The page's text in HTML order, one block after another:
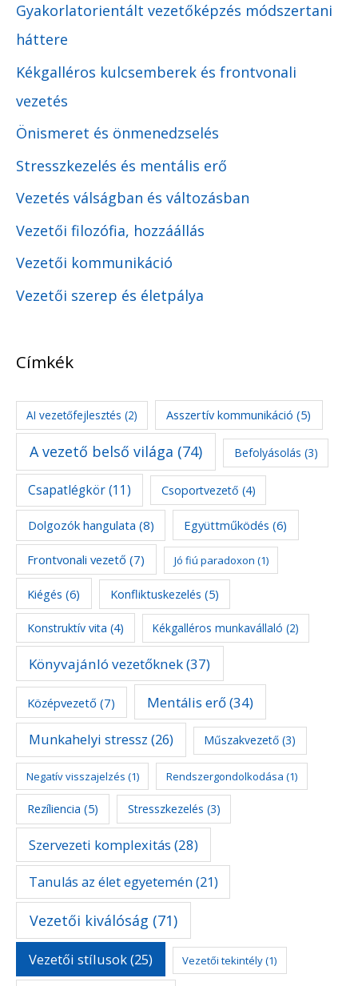
Gyakorlatorientált vezetőképzés módszertani
háttere
Kékgalléros kulcsemberek és frontvonali
vezetés
Önismeret és önmenedzselés
Stresszkezelés és mentális erő
Vezetés válságban és változásban
Vezetői filozófia, hozzáállás
Vezetői kommunikáció
Vezetői szerep és életpálya
Címkék
AI vezetőfejlesztés (2) Asszertív kommunikáció (5)
A vezető belső világa (74) Befolyásolás (3)
Csapatlégkör(11) Csoportvezető (4)
Dolgozók hangulata (8) Együttműködés (6)
Frontvonali vezető (7) Jó fiú paradoxon (1)
Kiégés (6) Konfliktuskezelés (5)
Konstruktív vita (4) Kékgalléros munkavállaló (2)
Könyvajánló vezetőknek(37)
Középvezető (7) Mentális erő(34)
Munkahelyi stressz (26) Műszakvezető (3)
Negatív visszajelzés (1) Rendszergondolkodása (1)
Rezíliencia (5) Stresszkezelés (3)
Szervezeti komplexitás (28)
Tanulás az élet egyetemén(21)
Vezetői kiválóság (71)
Vezetői stílusok(25) Vezetői tekintély(1)